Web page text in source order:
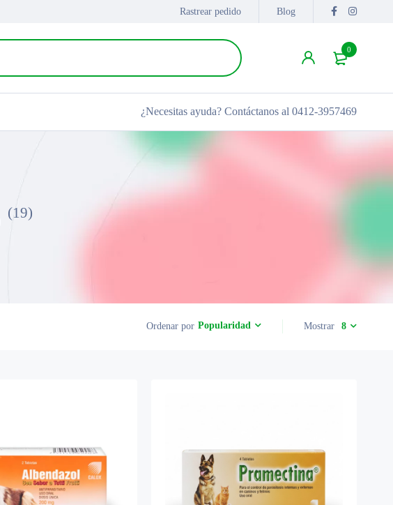
Rastrear pedido Blog
0
¿Necesitas ayuda? Contáctanos al 0412-3957469
(19)
Ordenar por Popularidad Mostrar 8